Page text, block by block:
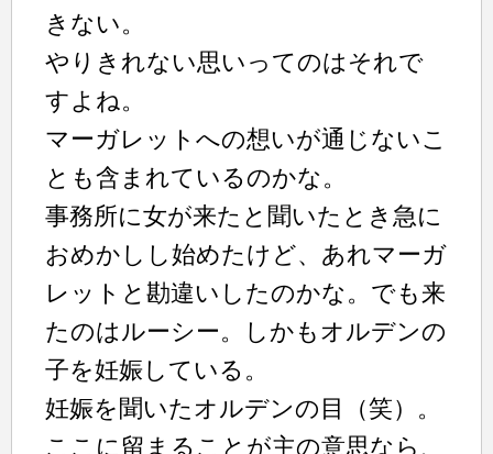
きない。
やりきれない思いってのはそれで
すよね。
マーガレットへの想いが通じないこ
とも含まれているのかな。
事務所に女が来たと聞いたとき急に
おめかしし始めたけど、あれマーガ
レットと勘違いしたのかな。でも来
たのはルーシー。しかもオルデンの
子を妊娠している。
妊娠を聞いたオルデンの目（笑）。
ここに留まることが主の意思なら、